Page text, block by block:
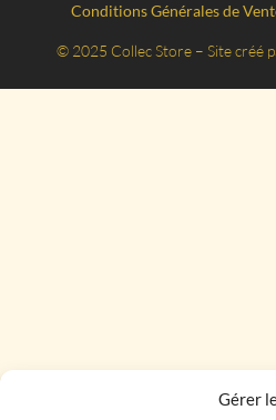
Gérer
Conditions Générales de
© 2025 Collec Store – Site créé